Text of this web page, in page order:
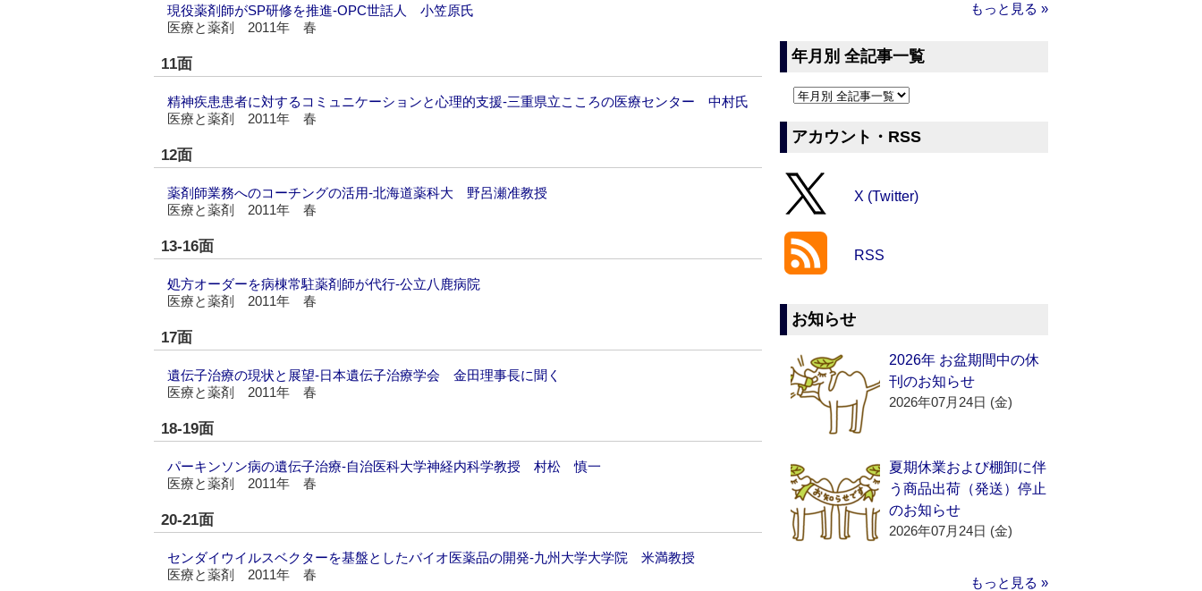
現役薬剤師がSP研修を推進‐OPC世話人 小笠原氏
医療と薬剤 2011年 春
11面
精神疾患患者に対するコミュニケーションと心理的支援‐三重県立こころの医療センター 中村氏
医療と薬剤 2011年 春
12面
薬剤師業務へのコーチングの活用‐北海道薬科大 野呂瀬准教授
医療と薬剤 2011年 春
13-16面
処方オーダーを病棟常駐薬剤師が代行‐公立八鹿病院
医療と薬剤 2011年 春
17面
遺伝子治療の現状と展望‐日本遺伝子治療学会 金田理事長に聞く
医療と薬剤 2011年 春
18-19面
パーキンソン病の遺伝子治療‐自治医科大学神経内科学教授 村松 慎一
医療と薬剤 2011年 春
20-21面
センダイウイルスベクターを基盤としたバイオ医薬品の開発‐九州大学大学院 米満教授
医療と薬剤 2011年 春
もっと見る »
年月別 全記事一覧
アカウント・RSS
X (Twitter)
RSS
お知らせ
2026年 お盆期間中の休
刊のお知らせ
2026年07月24日 (金)
夏期休業および棚卸に伴
う商品出荷（発送）停止
のお知らせ
2026年07月24日 (金)
もっと見る »